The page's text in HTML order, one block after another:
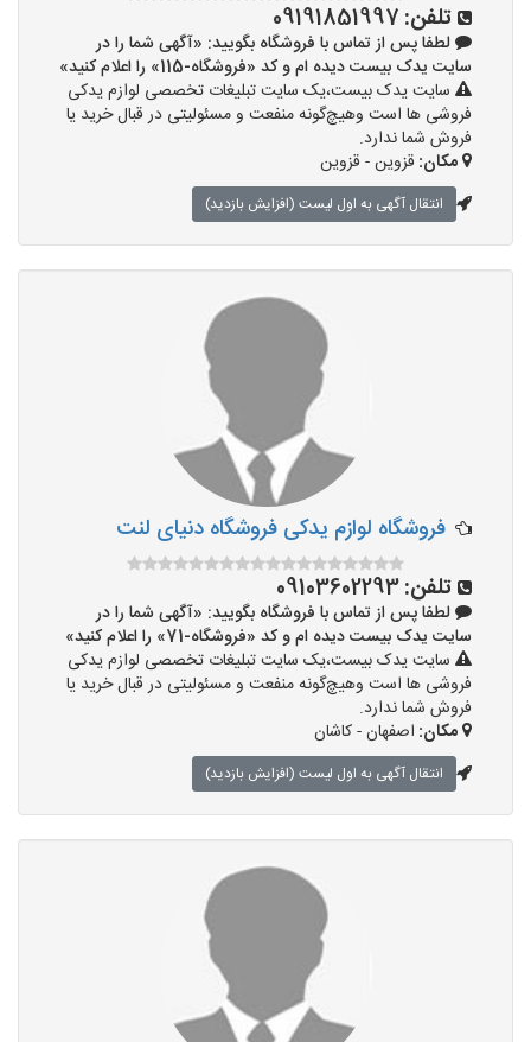
تلفن:09191851997
لطفا پس از تماس با فروشگاه بگویید: «آگهی شما را در
سایت یدک بیست دیده ام و کد «فروشگاه-115» را اعلام کنید»
سایت یدک بیست،یک سایت تبلیغات تخصصی لوازم یدکی
فروشی ها است وهیچ‌گونه منفعت و مسئولیتی در قبال خرید یا
فروش شما ندارد.
مکان:قزوین - قزوین
انتقال آگهی به اول لیست (افزایش بازدید)
فروشگاه لوازم یدکی فروشگاه دنیای لنت
تلفن:09103602293
لطفا پس از تماس با فروشگاه بگویید: «آگهی شما را در
سایت یدک بیست دیده ام و کد «فروشگاه-71» را اعلام کنید»
سایت یدک بیست،یک سایت تبلیغات تخصصی لوازم یدکی
فروشی ها است وهیچ‌گونه منفعت و مسئولیتی در قبال خرید یا
فروش شما ندارد.
مکان:اصفهان - کاشان
انتقال آگهی به اول لیست (افزایش بازدید)